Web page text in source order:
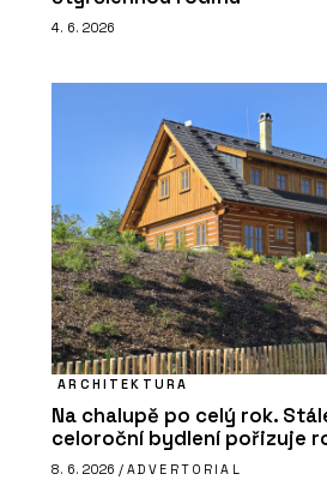
4. 6. 2026
ARCHITEKTURA
Na chalupě po celý rok.
celoroční bydlení pořizuje
8. 6. 2026 / ADVERTORIAL